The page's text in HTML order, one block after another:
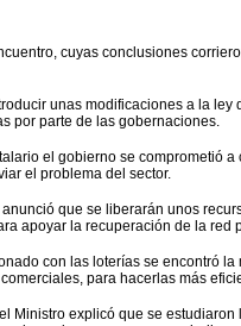
cuyas conclusiones
unas modificaciones a la
por parte de las gobernaciones.
el gobierno se comprometió
el problema del sector.
que se liberarán unos
apoyar la recuperación de la red
con las loterías se encontró
para hacerlas más
Ministro explicó que se